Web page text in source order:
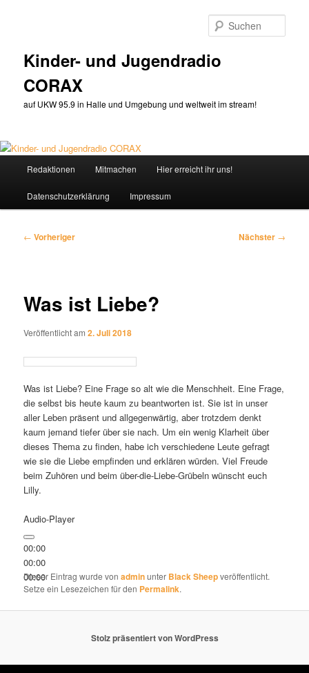
Kinder- und Jugendradio
CORAX
auf UKW 95.9 in Halle und Umgebung und weltweit im stream!
Redaktionen Mitmachen Hier erreicht ihr uns!
Datenschutzerklärung Impressum
Beitragsnavigation
← Vorheriger Nächster →
Was ist Liebe?
Veröffentlicht am2. Juli 2018
Was ist Liebe? Eine Frage so alt wie die Menschheit. Eine Frage,
die selbst bis heute kaum zu beantworten ist. Sie ist in unser
aller Leben präsent und allgegenwärtig, aber trotzdem denkt
kaum jemand tiefer über sie nach. Um ein wenig Klarheit über
dieses Thema zu finden, habe ich verschiedene Leute gefragt
wie sie die Liebe empfinden und erklären würden. Viel Freude
beim Zuhören und beim über-die-Liebe-Grübeln wünscht euch
Lilly.
Audio-Player
00:00
00:00
00:00
Dieser Eintrag wurde vonadminunter Black Sheepveröffentlicht.
Setze ein Lesezeichen für den Permalink.
Stolz präsentiert von WordPress